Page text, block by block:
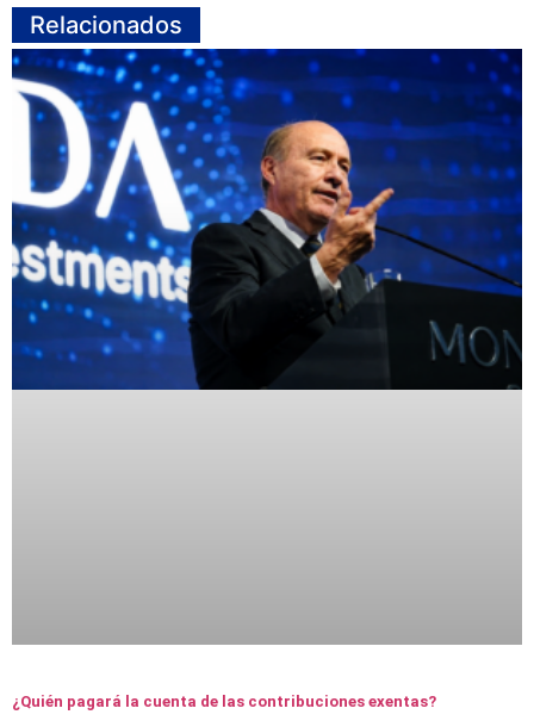
Relacionados
¿Quién pagará la cuenta de las contribuciones exentas?